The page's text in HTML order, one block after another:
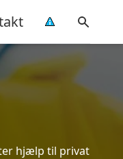
hjælp til privat